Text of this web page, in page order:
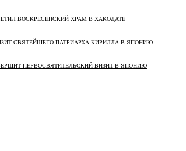
ВОСКРЕСЕНСКИЙ ХРАМ В ХАКОДАТЕ
СВЯТЕЙШЕГО ПАТРИАРХА КИРИЛЛА В ЯПОНИЮ
ПЕРВОСВЯТИТЕЛЬСКИЙ ВИЗИТ В ЯПОНИЮ